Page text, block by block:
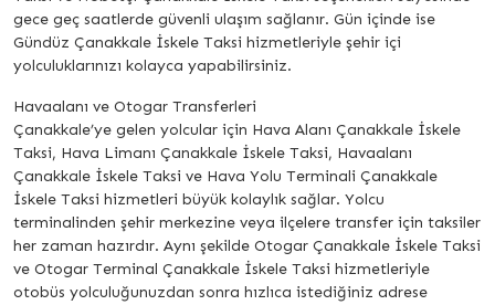
gece geç saatlerde güvenli ulaşım sağlanır. Gün içinde ise
Gündüz Çanakkale İskele Taksi hizmetleriyle şehir içi
yolculuklarınızı kolayca yapabilirsiniz.
Havaalanı ve Otogar Transferleri
Çanakkale’ye gelen yolcular için Hava Alanı Çanakkale İskele
Taksi, Hava Limanı Çanakkale İskele Taksi, Havaalanı
Çanakkale İskele Taksi ve Hava Yolu Terminali Çanakkale
İskele Taksi hizmetleri büyük kolaylık sağlar. Yolcu
terminalinden şehir merkezine veya ilçelere transfer için taksiler
her zaman hazırdır. Aynı şekilde Otogar Çanakkale İskele Taksi
ve Otogar Terminal Çanakkale İskele Taksi hizmetleriyle
otobüs yolculuğunuzdan sonra hızlıca istediğiniz adrese